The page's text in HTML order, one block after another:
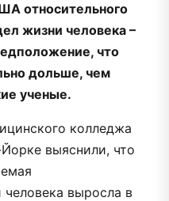
относительного
жизни человека –
что
дольше, чем
ученые.
колледжа
выяснили, что
выросла в